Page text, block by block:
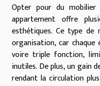
Opter pour du
appartement offre
esthétiques. Ce type de
organisation, car chaque
voire triple fonction,
inutiles. De plus, un gain
rendant la circulation